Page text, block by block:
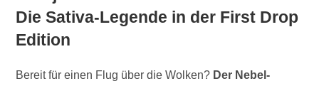
Die Sativa-Legende in der First Drop
Edition
Bereit für einen Flug über die Wolken? Der Nebel-